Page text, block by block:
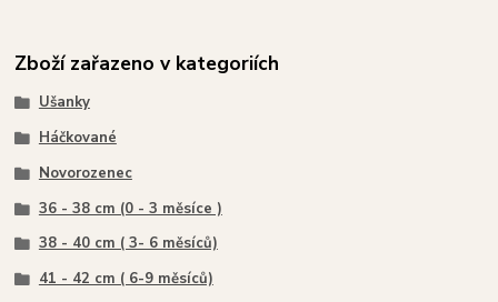
Zboží zařazeno v kategoriích
Ušanky
Háčkované
Novorozenec
36 - 38 cm (0 - 3 měsíce )
38 - 40 cm ( 3- 6 měsíců)
41 - 42 cm ( 6-9 měsíců)